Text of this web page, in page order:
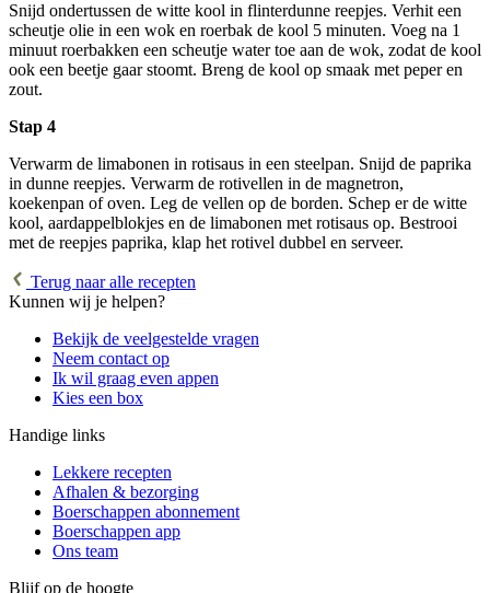
Snijd ondertussen de witte kool in flinterdunne reepjes. Verhit een
scheutje olie in een wok en roerbak de kool 5 minuten. Voeg na 1
minuut roerbakken een scheutje water toe aan de wok, zodat de kool
ook een beetje gaar stoomt. Breng de kool op smaak met peper en
zout.
Stap 4
Verwarm de limabonen in rotisaus in een steelpan. Snijd de paprika
in dunne reepjes. Verwarm de rotivellen in de magnetron,
koekenpan of oven. Leg de vellen op de borden. Schep er de witte
kool, aardappelblokjes en de limabonen met rotisaus op. Bestrooi
met de reepjes paprika, klap het rotivel dubbel en serveer.
Terug naar alle recepten
Kunnen wij je helpen?
Bekijk de veelgestelde vragen
Neem contact op
Ik wil graag even appen
Kies een box
Handige links
Lekkere recepten
Afhalen & bezorging
Boerschappen abonnement
Boerschappen app
Ons team
Blijf op de hoogte